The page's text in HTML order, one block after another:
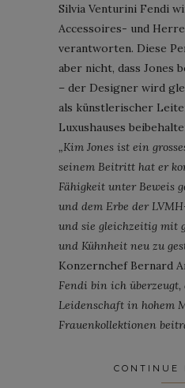
Silvia Venturini Fendi
Accessoires- und
verantworten. Diese
aber nicht, dass Jones
– der Designer wird
als künstlerischer
Luxushauses
„Kim Jones ist ein
seinem Beitritt hat er
Fähigkeit unter Beweis
und dem Erbe der
und sie gleichzeitig mit
und Kühnheit neu zu
Konzernchef Bernard
Fendi bin ich
Leidenschaft in hohem
Frauenkollektionen
CONTINUE